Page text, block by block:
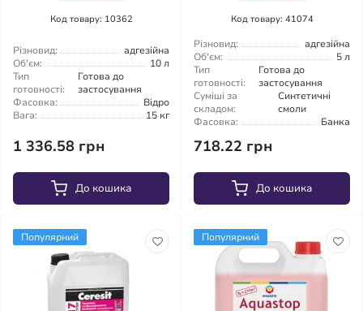
Код товару: 10362
Різновид:
адгезійна
Об'єм:
10 л
Тип
готовності:
Готова до
застосування
Фасовка:
Відро
Вага:
15 кг
1 336.58 грн
До кошика
Код товару: 41074
Різновид:
адгезійна
Об'єм:
5 л
Тип
готовності:
Готова до
застосування
Суміші за
складом:
Синтетичні
смоли
Фасовка:
Банка
718.22 грн
До кошика
Популярний Популярний